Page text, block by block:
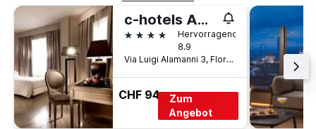
c-hotels Ambasciatori
4 Sterne
Hervorragend
8.9
Via Luigi Alamanni 3, Florenz, Toskana, Italien
CHF 94
Zum
Angebot